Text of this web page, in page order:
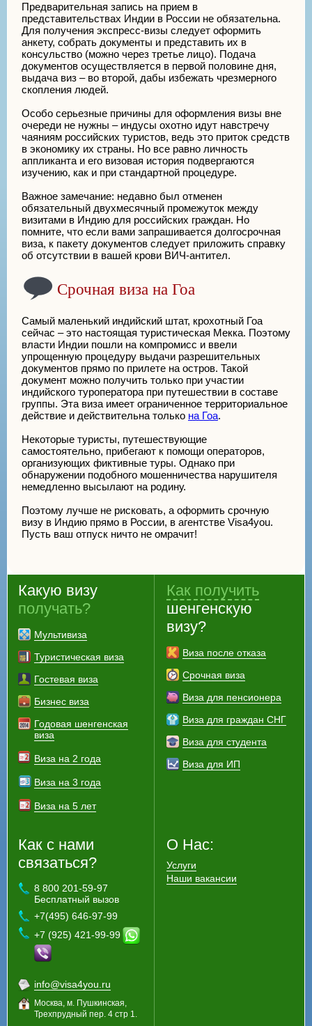
Предварительная запись на прием в
представительствах Индии в России не обязательна.
Для получения экспресс-визы следует оформить
анкету, собрать документы и представить их в
консульство (можно через третье лицо). Подача
документов осуществляется в первой половине дня,
выдача виз – во второй, дабы избежать чрезмерного
скопления людей.
Особо серьезные причины для оформления визы вне
очереди не нужны – индусы охотно идут навстречу
чаяниям российских туристов, ведь это приток средств
в экономику их страны. Но все равно личность
аппликанта и его визовая история подвергаются
изучению, как и при стандартной процедуре.
Важное замечание: недавно был отменен
обязательный двухмесячный промежуток между
визитами в Индию для российских граждан. Но
помните, что если вами запрашивается долгосрочная
виза, к пакету документов следует приложить справку
об отсутствии в вашей крови ВИЧ-антител.
Срочная виза на Гоа
Самый маленький индийский штат, крохотный Гоа
сейчас – это настоящая туристическая Мекка. Поэтому
власти Индии пошли на компромисс и ввели
упрощенную процедуру выдачи разрешительных
документов прямо по прилете на остров. Такой
документ можно получить только при участии
индийского туроператора при путешествии в составе
группы. Эта виза имеет ограниченное территориальное
действие и действительна только на Гоа.
Некоторые туристы, путешествующие
самостоятельно, прибегают к помощи операторов,
организующих фиктивные туры. Однако при
обнаружении подобного мошенничества нарушителя
немедленно высылают на родину.
Поэтому лучше не рисковать, а оформить срочную
визу в Индию прямо в России, в агентстве Visa4you.
Пусть ваш отпуск ничто не омрачит!
Какую визу
получать?
Мультивиза
Туристическая виза
Гостевая виза
Бизнес виза
Годовая шенгенская
виза
Виза на 2 года
Виза на 3 года
Виза на 5 лет
Как получить
шенгенскую
визу?
Виза после отказа
Срочная виза
Виза для пенсионера
Виза для граждан СНГ
Виза для студента
Виза для ИП
Как с нами
связаться?
8 800 201-59-97
Бесплатный вызов
+7(495) 646-97-99
+7 (925) 421-99-99
info@visa4you.ru
Москва, м. Пушкинская,
Трехпрудный пер. 4 стр 1.
О Нас:
Услуги
Наши вакансии